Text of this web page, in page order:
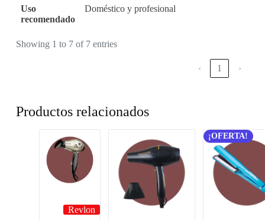
Uso
recomendado
Doméstico y profesional
Showing 1 to 7 of 7 entries
‹ 1 ›
Productos relacionados
Revlon
¡OFERTA!